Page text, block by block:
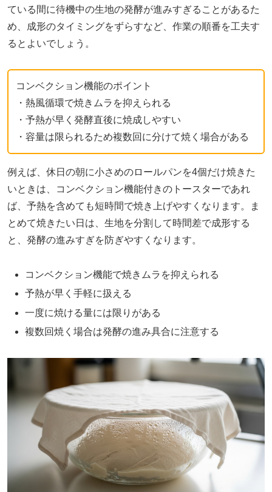
ている間に待機中の生地の発酵が進みすぎることがあるた
め、成形のタイミングをずらすなど、作業の順番を工夫す
るとよいでしょう。
コンベクション機能のポイント
・熱風循環で焼きムラを抑えられる
・予熱が早く発酵直後に焼成しやすい
・容量は限られるため複数回に分けて焼く場合がある
例えば、休日の朝に小さめのロールパンを4個だけ焼きた
いときは、コンベクション機能付きのトースターであれ
ば、予熱を含めても短時間で焼き上げやすくなります。ま
とめて焼きたい日は、生地を分割して時間差で成形する
と、発酵の進みすぎを防ぎやすくなります。
コンベクション機能で焼きムラを抑えられる
予熱が早く手軽に扱える
一度に焼ける量には限りがある
複数回焼く場合は発酵の進み具合に注意する